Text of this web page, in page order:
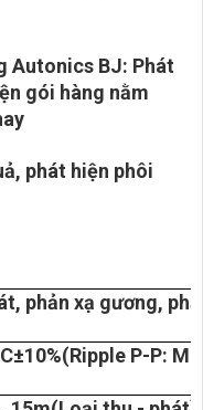
Autonics BJ: Phát
gói hàng nằm
phát hiện phôi
phản xạ gương,
P-P: